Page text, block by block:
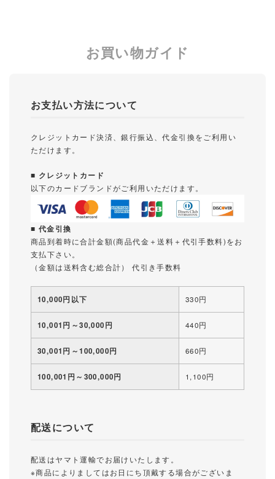
お買い物ガイド
お支払い方法について
クレジットカード決済、銀行振込、代金引換をご利用い
ただけます。
■ クレジットカード
以下のカードブランドがご利用いただけます。
■ 代金引換
商品到着時に合計金額(商品代金＋送料＋代引手数料)をお
支払下さい。
（金額は送料含む総合計） 代引き手数料
10,000円以下 330円
10,001円～30,000円 440円
30,001円～100,000円 660円
100,001円～300,000円 1,100円
配送について
配送はヤマト運輸でお届けいたします。
※商品によりましてはお日にち頂戴する場合がございま